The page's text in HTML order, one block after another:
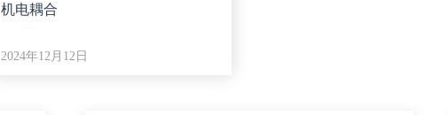
机电耦合
2024年12月12日